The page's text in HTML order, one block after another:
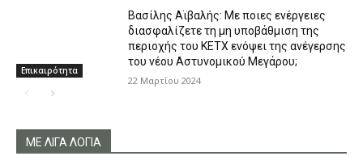
Επικαιρότητα
Βασίλης Αϊβαλής: Με ποιες ενέργειες
διασφαλίζετε τη μη υποβάθμιση της
περιοχής του ΚΕΤΧ ενόψει της ανέγερσης
του νέου Αστυνομικού Μεγάρου;
22 Μαρτίου 2024
ΜΕ ΛΙΓΑ ΛΟΓΙΑ